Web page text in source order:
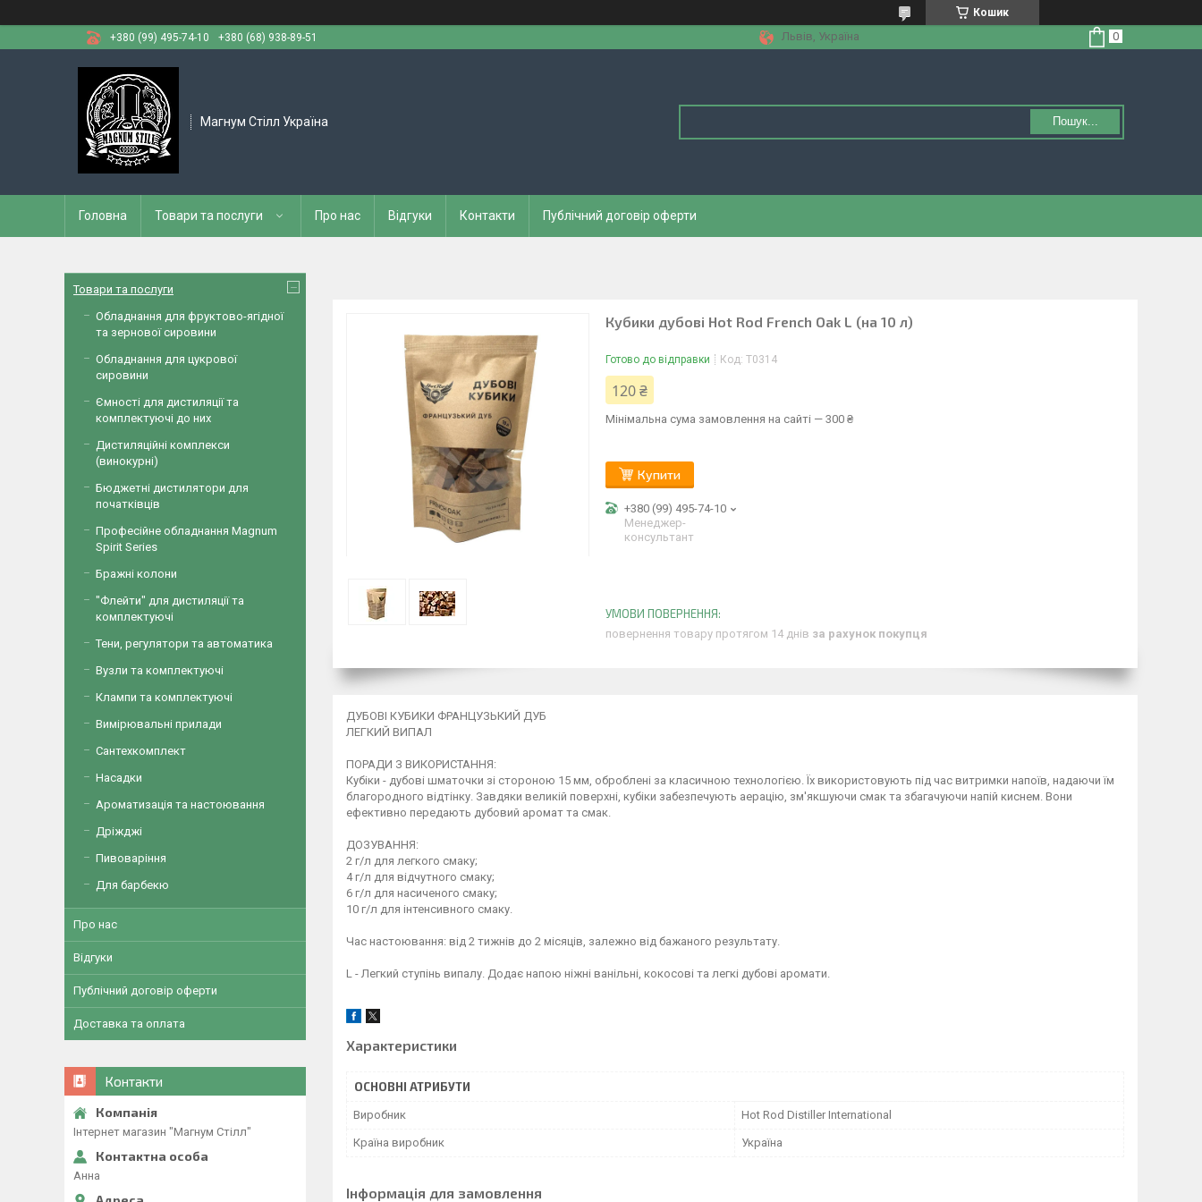
Кошик
+380 (99) 495-74-10
+380 (68) 938-89-51 Львів, Україна
Магнум Стілл Україна Пошук...
Головна Товари та послуги Про нас Відгуки Контакти Публічний договір оферти
Кубики дубові Hot Rod French Oak L (на 10 л)
Готово до відправки Код: Т0314
120 ₴
Мінімальна сума замовлення на сайті — 300 ₴
Купити
+380 (99) 495-74-10
Менеджер-
консультант
повернення товару протягом 14 днів за рахунок покупця
ДУБОВІ КУБИКИ ФРАНЦУЗЬКИЙ ДУБ
ЛЕГКИЙ ВИПАЛ
ПОРАДИ З ВИКОРИСТАННЯ:
Кубіки - дубові шматочки зі стороною 15 мм, оброблені за класичною технологією. Їх використовують під час витримки напоїв, надаючи їм
благородного відтінку. Завдяки великій поверхні, кубіки забезпечують аерацію, зм'якшуючи смак та збагачуючи напій киснем. Вони
ефективно передають дубовий аромат та смак.
ДОЗУВАННЯ:
2 г/л для легкого смаку;
4 г/л для відчутного смаку;
6 г/л для насиченого смаку;
10 г/л для інтенсивного смаку.
Час настоювання: від 2 тижнів до 2 місяців, залежно від бажаного результату.
L - Легкий ступінь випалу. Додає напою ніжні ванільні, кокосові та легкі дубові аромати.
Характеристики
ОСНОВНІ АТРИБУТИ
Виробник Hot Rod Distiller International
Країна виробник Україна
Інформація для замовлення
Товари та послуги
Обладнання для фруктово-ягідної
та зернової сировини
Обладнання для цукрової
сировини
Ємності для дистиляції та
комплектуючі до них
Дистиляційні комплекси
(винокурні)
Бюджетні дистилятори для
початківців
Професійне обладнання Magnum
Spirit Series
Бражні колони
"Флейти" для дистиляції та
комплектуючі
Тени, регулятори та автоматика
Вузли та комплектуючі
Клампи та комплектуючі
Вимірювальні прилади
Сантехкомплект
Насадки
Ароматизація та настоювання
Дріжджі
Пивоваріння
Для барбекю
Про нас
Відгуки
Публічний договір оферти
Доставка та оплата
Контакти
Інтернет магазин "Магнум Стілл"
Анна